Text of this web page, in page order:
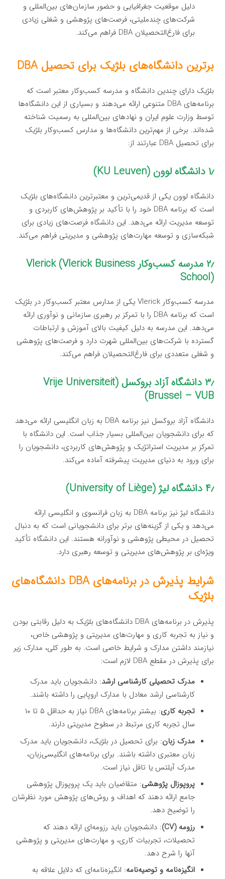
دلیل موقعیت جغرافیایی و حضور سازمان‌های بین‌المللی و
شرکت‌های چندملیتی، فرصت‌های پژوهشی و شغلی زیادی
برای فارغ‌التحصیلان DBA فراهم می‌کند.
برترین دانشگاه‌های بلژیک برای تحصیل DBA
بلژیک دارای چندین دانشگاه و مدرسه کسب‌وکار معتبر است که
برنامه‌های DBA متنوعی ارائه می‌دهند و بسیاری از این دانشگاه‌ها
توسط وزارت علوم ایران و نهادهای بین‌المللی به رسمیت شناخته
شده‌اند. برخی از مهم‌ترین دانشگاه‌ها و مدارس کسب‌وکار بلژیک
برای تحصیل DBA عبارتند از:
۱٫ دانشگاه لوون (KU Leuven)
دانشگاه لوون یکی از قدیمی‌ترین و معتبرترین دانشگاه‌های بلژیک
است که برنامه DBA خود را با تأکید بر پژوهش‌های کاربردی و
توسعه مدیریت ارائه می‌دهد. این دانشگاه فرصت‌های زیادی برای
شبکه‌سازی و توسعه مهارت‌های پژوهشی و مدیریتی فراهم می‌کند.
۲٫ مدرسه کسب‌وکار Vlerick (Vlerick Business
School)
مدرسه کسب‌وکار Vlerick یکی از مدارس معتبر کسب‌وکار در بلژیک
است که برنامه DBA را با تمرکز بر رهبری سازمانی و نوآوری ارائه
می‌دهد. این مدرسه به دلیل کیفیت بالای آموزش و ارتباطات
گسترده با شرکت‌های بین‌المللی شهرت دارد و فرصت‌های پژوهشی
و شغلی متعددی برای فارغ‌التحصیلان فراهم می‌کند.
۳٫ دانشگاه آزاد بروکسل (Vrije Universiteit
Brussel – VUB)
دانشگاه آزاد بروکسل نیز برنامه DBA به زبان انگلیسی ارائه می‌دهد
که برای دانشجویان بین‌المللی بسیار جذاب است. این دانشگاه با
تمرکز بر مدیریت استراتژیک و پژوهش‌های کاربردی، دانشجویان را
برای ورود به دنیای مدیریت پیشرفته آماده می‌کند.
۴٫ دانشگاه لیژ (University of Liège)
دانشگاه لیژ نیز برنامه DBA به زبان فرانسوی و انگلیسی ارائه
می‌دهد و یکی از گزینه‌های برتر برای دانشجویانی است که به دنبال
تحصیل در محیطی پژوهشی و نوآورانه هستند. این دانشگاه تأکید
ویژه‌ای بر پژوهش‌های مدیریتی و توسعه رهبری دارد.
شرایط پذیرش در برنامه‌های DBA دانشگاه‌های
بلژیک
پذیرش در برنامه‌های DBA دانشگاه‌های بلژیک به دلیل رقابتی بودن
و نیاز به تجربه کاری و مهارت‌های مدیریتی و پژوهشی خاص،
نیازمند داشتن مدارک و شرایط خاصی است. به طور کلی، مدارک زیر
برای پذیرش در مقطع DBA لازم است:
مدرک تحصیلی کارشناسی ارشد: دانشجویان باید مدرک
کارشناسی ارشد معادل با مدارک اروپایی را داشته باشند.
تجربه کاری
: بیشتر برنامه‌های DBA نیاز به حداقل ۵ تا ۱۰
سال تجربه کاری مرتبط در سطوح مدیریتی دارند.
مدرک زبان: برای تحصیل در بلژیک، دانشجویان باید مدرک
زبان معتبری داشته باشند. برای برنامه‌های انگلیسی‌زبان،
مدرک آیلتس یا تافل نیاز است.
پروپوزال پژوهشی: متقاضیان باید یک پروپوزال پژوهشی
جامع ارائه دهند که اهداف و روش‌های پژوهش مورد نظرشان
را توضیح دهد.
رزومه (CV)
: دانشجویان باید رزومه‌ای ارائه دهند که
تحصیلات، تجربیات کاری، و مهارت‌های مدیریتی و پژوهشی
آنها را شرح دهد.
انگیزه‌نامه و توصیه‌نامه: انگیزه‌نامه‌ای که دلایل علاقه به